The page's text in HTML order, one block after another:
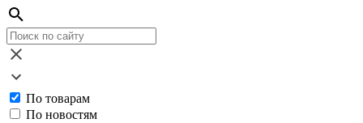
По товарам
По новостям